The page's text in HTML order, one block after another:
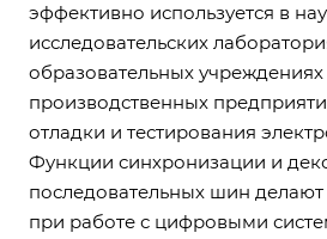
эффективно используется в
исследовательских
образовательных учреждениях
производственных
отладки и тестирования
Функции синхронизации и
последовательных шин
при работе с цифровыми